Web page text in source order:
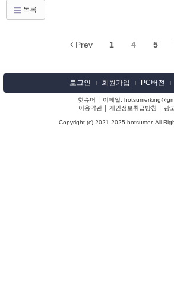
목록
Prev 1 4 5
로그인 l 회원가입 l PC버전 l
핫슈머 │ 이메일:
이용약관
개인정보취급방침 광
Copyright (c) 2021-2025 hotsumer. All